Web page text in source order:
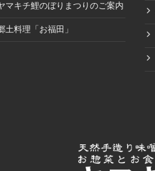
マキチ鯉のぼりまつりのご案内
土料理「お福田」